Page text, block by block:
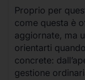
Proprio per
come questa è
aggiornate, ma
orientarti
concrete:
gestione